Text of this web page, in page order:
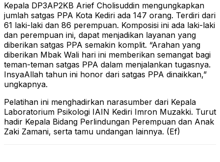
Kepala DP3AP2KB Arief Cholisuddin mengungkapkan
jumlah satgas PPA Kota Kediri ada 147 orang. Terdiri dari
61 laki-laki dan 86 perempuan. Komposisi ini ada laki-laki
dan perempuan ini, dapat menjadikan layanan yang
diberikan satgas PPA semakin komplit. “Arahan yang
diberikan Mbak Wali hari ini memberikan semangat bagi
teman-teman satgas PPA dalam menjalankan tugasnya.
InsyaAllah tahun ini honor dari satgas PPA dinaikkan,”
ungkapnya.
Pelatihan ini menghadirkan narasumber dari Kepala
Laboratorium Psikologi IAIN Kediri Imron Muzakki. Turut
hadir Kepala Bidang Perlindungan Perempuan dan Anak
Zaki Zamani, serta tamu undangan lainnya. (Ef)